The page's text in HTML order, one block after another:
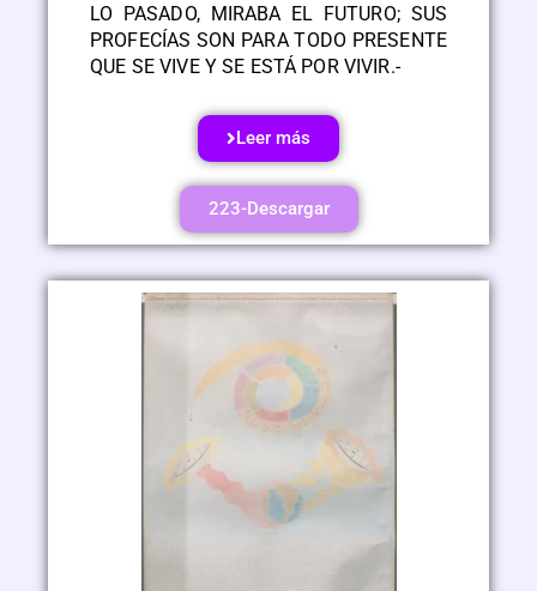
LO PASADO, MIRABA EL FUTURO; SUS
PROFECÍAS SON PARA TODO PRESENTE
QUE SE VIVE Y SE ESTÁ POR VIVIR.-
Leer más
223-Descargar